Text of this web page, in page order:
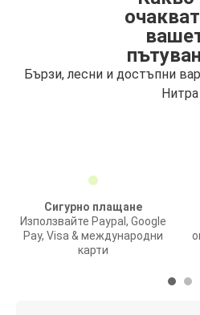
Бързи, лесни и достъпни
Нитра
Сигурно плащане
Използвайте Paypal, Google
Pay, Visa & международни
карти